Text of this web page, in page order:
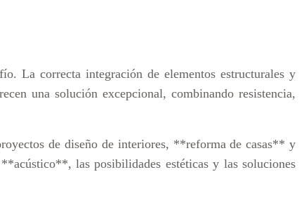
La correcta integración de elementos estructurales y
una solución excepcional, combinando resistencia,
de diseño de interiores, **reforma de casas** y
las posibilidades estéticas y las soluciones